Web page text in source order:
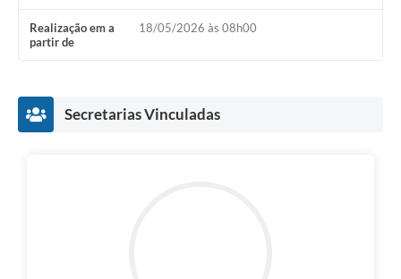
Realização em a
partir de
18/05/2026 às 08h00
Secretarias Vinculadas